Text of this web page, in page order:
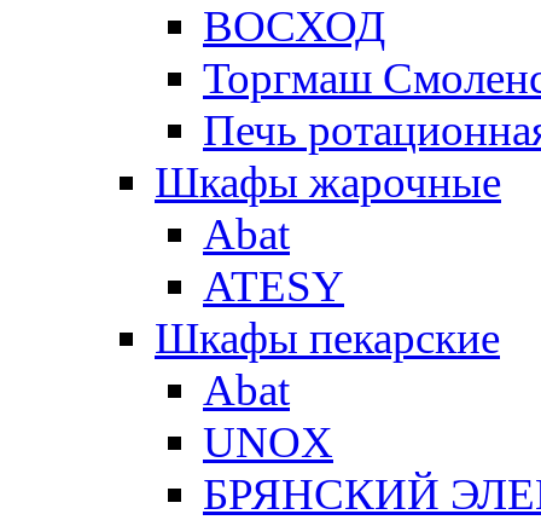
ВОСХОД
Торгмаш
Печь
Шкафы жарочные
Abat
ATESY
Шкафы пекарские
Abat
UNOX
БРЯНСКИЙ